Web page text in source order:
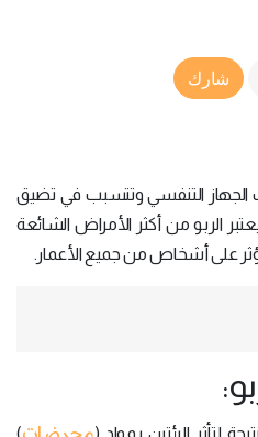
Article Link
شارك
الجهاز التنفسي وتتسبب في تضيق
الربو من أكثر الأمراض الشائعة
على أشخاص من جميع الأعمار.
الرئتين بمواد (
)